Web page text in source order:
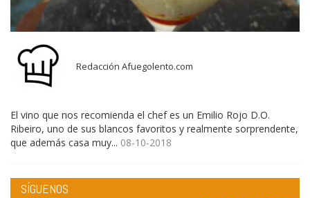
Redacción Afuegolento.com
El vino que nos recomienda el chef es un Emilio Rojo D.O.
Ribeiro, uno de sus blancos favoritos y realmente sorprendente,
que además casa muy... 08-10-2018
SÍGUENOS